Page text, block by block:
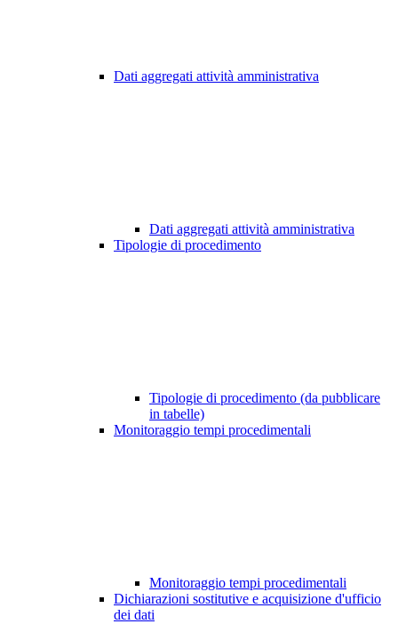
Dati aggregati attività amministrativa
Dati aggregati attività amministrativa
Tipologie di procedimento
Tipologie di procedimento (da pubblicare
in tabelle)
Monitoraggio tempi procedimentali
Monitoraggio tempi procedimentali
Dichiarazioni sostitutive e acquisizione d'ufficio
dei dati